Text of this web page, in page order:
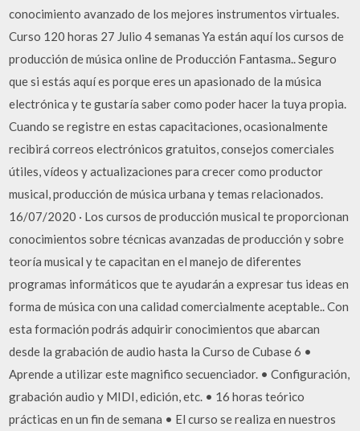
conocimiento avanzado de los mejores instrumentos virtuales.
Curso 120 horas 27 Julio 4 semanas Ya están aquí los cursos de
producción de música online de Producción Fantasma.. Seguro
que si estás aquí es porque eres un apasionado de la música
electrónica y te gustaría saber como poder hacer la tuya propia.
Cuando se registre en estas capacitaciones, ocasionalmente
recibirá correos electrónicos gratuitos, consejos comerciales
útiles, vídeos y actualizaciones para crecer como productor
musical, producción de música urbana y temas relacionados.
16/07/2020 · Los cursos de producción musical te proporcionan
conocimientos sobre técnicas avanzadas de producción y sobre
teoría musical y te capacitan en el manejo de diferentes
programas informáticos que te ayudarán a expresar tus ideas en
forma de música con una calidad comercialmente aceptable.. Con
esta formación podrás adquirir conocimientos que abarcan
desde la grabación de audio hasta la Curso de Cubase 6 •
Aprende a utilizar este magnifico secuenciador. • Configuración,
grabación audio y MIDI, edición, etc. • 16 horas teórico
prácticas en un fin de semana • El curso se realiza en nuestros